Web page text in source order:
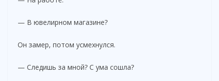
— В ювелирном магазине?
Он замер, потом усмехнулся.
— Следишь за мной? С ума сошла?